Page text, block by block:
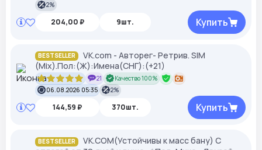
2%
204,00 ₽ 9шт. Купить
BESTSELLER
VK.com - Авторег- Ретрив. SIM
(Mix).Пол:(Ж):Имена(СНГ):(+21)
21
Качество 100%
06.08.2026 05:35
2%
144,59 ₽ 370шт. Купить
BESTSELLER
VK.COM(Устойчивы к масс бану) С